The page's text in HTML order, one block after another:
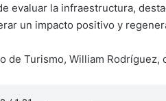
evaluar la infraestructura,
un impacto positivo y
de Turismo, William